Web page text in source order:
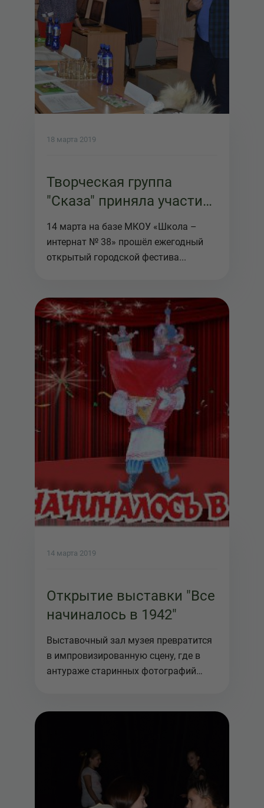
18 марта 2019
Творческая группа
"Сказа" приняла участие
в 6 городском фестивале
"Театр равных
возможностей"
14 марта на базе МКОУ «Школа –
интернат № 38» прошёл ежегодный
открытый городской фестива...
14 марта 2019
Открытие выставки "Все
начиналось в 1942"
Выставочный зал музея превратится
в импровизированную сцену, где в
антураже старинных фотографий